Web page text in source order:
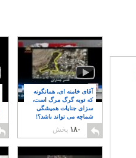
آقای خامنه ای، همانگونه
که توبه گرگ مرگ است،
سزای جنایات همیشگی
شماچه می تواند باشد؟!
۸
۱۸۰ پخش